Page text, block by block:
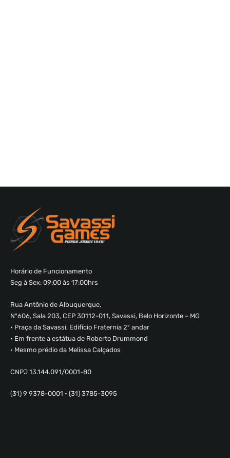
Horário de Funcionamento
Seg à Sex: 09:00 às 17:00hrs
Rua Antônio de Albuquerque,
Nº606, Sala 203, CEP 30112-011, Savassi, Belo Horizonte – MG
• Praça da Savassi, Edifício Fraternia 2º andar
• Em frente a estátua de Roberto Drummond
• Mesmo prédio da Melissa Calçados
CNPJ 13.144.091/0001-80
(31) 9 9378-0001 • (31) 3785-3095